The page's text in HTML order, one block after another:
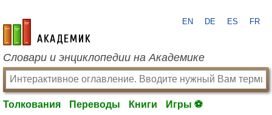
academic.ru
EN DE ES FR
Словари и энциклопедии на Академике
Толкования Переводы Книги Игры ⚽